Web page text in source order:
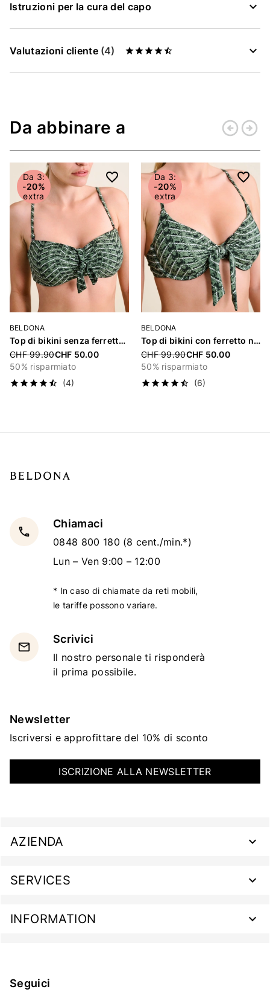
Istruzioni per la cura del capo
Valutazioni cliente (4)
Da abbinare a arrow_circle_leftarrow_circle_right
Da 3:
-20%
extra
BELDONA
Top di bikini senza ferretto imbottito «Adriana»
Price reduced from
CHF 99.90CHF 50.00
50% risparmiato
(4)
Da 3:
-20%
extra
BELDONA
Top di bikini con ferretto non imbottito «Adriana»
Price reduced from
CHF 99.90CHF 50.00
50% risparmiato
(6)
local_phone
Chiamaci
0848 800 180 (8 cent./min.*)
Lun – Ven 9:00 – 12:00
* In caso di chiamate da reti mobili,
le tariffe possono variare.
email
Scrivici
Il nostro personale ti risponderà
il prima possibile.
Newsletter
Iscriversi e approfittare del 10% di sconto
ISCRIZIONE ALLA NEWSLETTER
AZIENDA
SERVICES
INFORMATION
Seguici